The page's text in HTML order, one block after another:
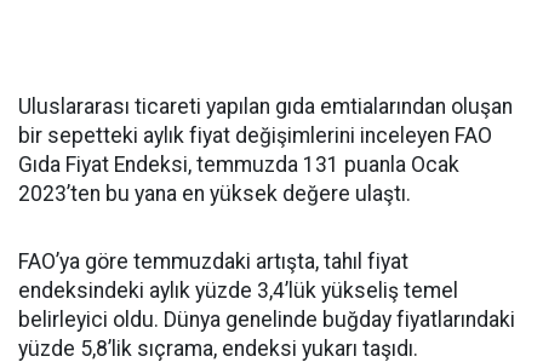
Uluslararası ticareti yapılan gıda emtialarından oluşan
bir sepetteki aylık fiyat değişimlerini inceleyen FAO
Gıda Fiyat Endeksi, temmuzda 131 puanla Ocak
2023’ten bu yana en yüksek değere ulaştı.
FAO’ya göre temmuzdaki artışta, tahıl fiyat
endeksindeki aylık yüzde 3,4’lük yükseliş temel
belirleyici oldu. Dünya genelinde buğday fiyatlarındaki
yüzde 5,8’lik sıçrama, endeksi yukarı taşıdı.